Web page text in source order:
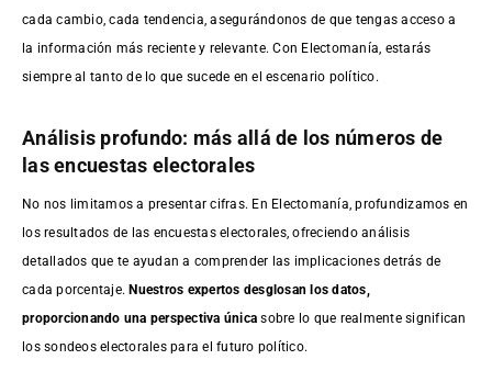
cada cambio, cada tendencia, asegurándonos de que tengas acceso a
la información más reciente y relevante. Con Electomanía, estarás
siempre al tanto de lo que sucede en el escenario político.
Análisis profundo: más allá de los números de
las encuestas electorales
No nos limitamos a presentar cifras. En Electomanía, profundizamos en
los resultados de las encuestas electorales, ofreciendo análisis
detallados que te ayudan a comprender las implicaciones detrás de
cada porcentaje.Nuestros expertos desglosan los datos,
proporcionando una perspectiva única sobre lo que realmente significan
los sondeos electorales para el futuro político.